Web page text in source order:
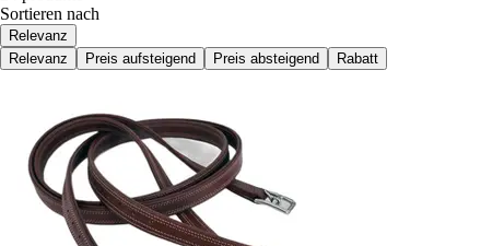
Sortieren nach
Relevanz
Relevanz
Preis aufsteigend Preis absteigend Rabatt